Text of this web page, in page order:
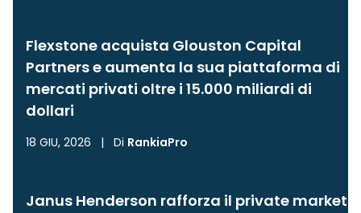
Flexstone acquista Glouston Capital
Partners e aumenta la sua piattaforma di
mercati privati oltre i 15.000 miliardi di
dollari
18 GIU, 2026 | Di RankiaPro
Janus Henderson rafforza il private market